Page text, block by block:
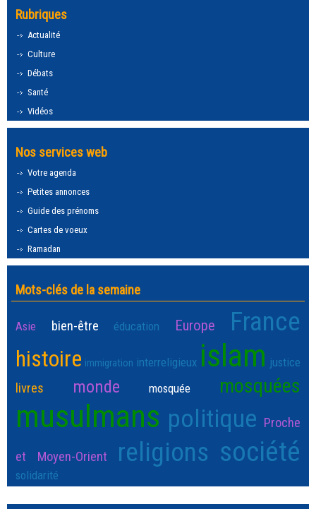
Rubriques
Actualité
Culture
Débats
Santé
Vidéos
Nos services web
Votre agenda
Petites annonces
Guide des prénoms
Cartes de voeux
Ramadan
Mots-clés de la semaine
Asie bien-être éducation Europe France
histoire immigration interreligieux islam justice
livres monde mosquée mosquées
musulmans politique Proche
et Moyen-Orient religions société
solidarité